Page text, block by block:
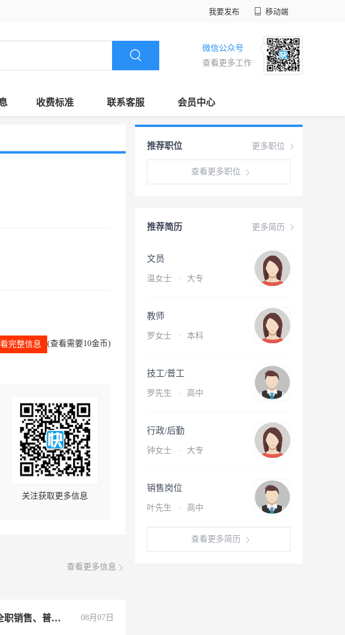
我要发布 移动端
微信公众号
查看更多工作
收费标准 联系客服 会员中心
完整信息 (查看需要10金币)
关注获取更多信息
查看更多信息
兼职或全职销售、普工、维修 08月07日
更多职位
推荐职位
查看更多职位
更多简历
推荐简历
文员
温女士 · 大专
教师
罗女士 · 本科
技工/普工
罗先生 · 高中
行政/后勤
钟女士 · 大专
销售岗位
叶先生 · 高中
查看更多简历